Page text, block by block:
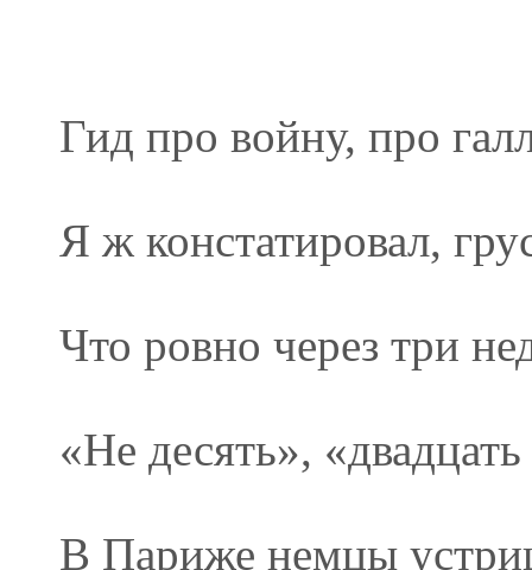
Гид про войну, про
Я ж констатировал,
Что ровно через три
«Не десять»,
В Париже немцы